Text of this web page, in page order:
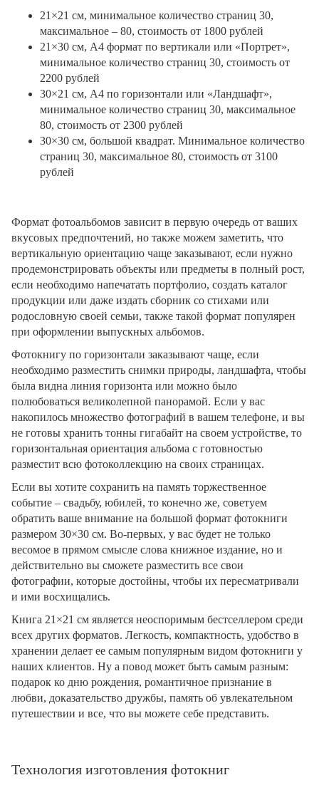
21×21 см, минимальное количество страниц 30,
максимальное – 80, стоимость от 1800 рублей
21×30 см, А4 формат по вертикали или «Портрет»,
минимальное количество страниц 30, стоимость от
2200 рублей
30×21 см, А4 по горизонтали или «Ландшафт»,
минимальное количество страниц 30, максимальное
80, стоимость от 2300 рублей
30×30 см, большой квадрат. Минимальное количество
страниц 30, максимальное 80, стоимость от 3100
рублей
Формат фотоальбомов зависит в первую очередь от ваших
вкусовых предпочтений, но также можем заметить, что
вертикальную ориентацию чаще заказывают, если нужно
продемонстрировать объекты или предметы в полный рост,
если необходимо напечатать портфолио, создать каталог
продукции или даже издать сборник со стихами или
родословную своей семьи, также такой формат популярен
при оформлении выпускных альбомов.
Фотокнигу по горизонтали заказывают чаще, если
необходимо разместить снимки природы, ландшафта, чтобы
была видна линия горизонта или можно было
полюбоваться великолепной панорамой. Если у вас
накопилось множество фотографий в вашем телефоне, и вы
не готовы хранить тонны гигабайт на своем устройстве, то
горизонтальная ориентация альбома с готовностью
разместит всю фотоколлекцию на своих страницах.
Если вы хотите сохранить на память торжественное
событие – свадьбу, юбилей, то конечно же, советуем
обратить ваше внимание на большой формат фотокниги
размером 30×30 см. Во-первых, у вас будет не только
весомое в прямом смысле слова книжное издание, но и
действительно вы сможете разместить все свои
фотографии, которые достойны, чтобы их пересматривали
и ими восхищались.
Книга 21×21 см является неоспоримым бестселлером среди
всех других форматов. Легкость, компактность, удобство в
хранении делает ее самым популярным видом фотокниги у
наших клиентов. Ну а повод может быть самым разным:
подарок ко дню рождения, романтичное признание в
любви, доказательство дружбы, память об увлекательном
путешествии и все, что вы можете себе представить.
Технология изготовления фотокниг